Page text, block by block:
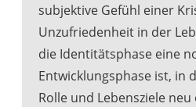
subjektive Gefühl einer
Unzufriedenheit in der
die Identitätsphase eine
Entwicklungsphase ist, in
Rolle und Lebensziele